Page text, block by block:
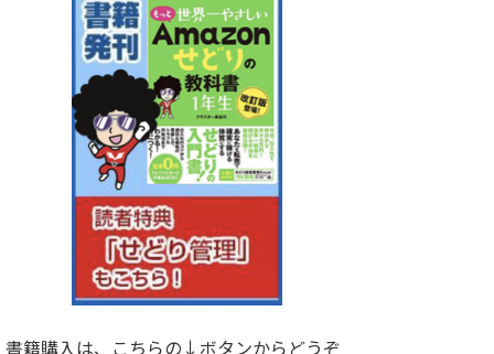
書籍購入は、こちらの↓ボタンからどうぞ